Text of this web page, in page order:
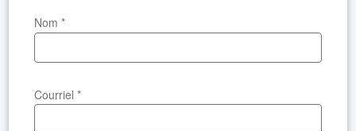
Nom *
Courriel *